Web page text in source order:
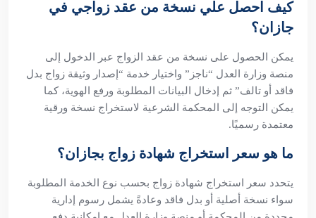
كيف احصل علي نسخة من عقد زواجي في
جازان؟
يمكن الحصول على نسخة من عقد الزواج عبر الدخول إلى
منصة وزارة العدل “ناجز” واختيار خدمة “إصدار وثيقة زواج بدل
فاقد أو تالف” ثم إدخال البيانات المطلوبة ورفع الهوية، كما
يمكن التوجه إلى المحكمة الشرعية لاستخراج نسخة ورقية
معتمدة رسميًا.
ما هو سعر استخراج شهادة زواج بجازان؟
يتحدد سعر استخراج شهادة زواج بحسب نوع الخدمة المطلوبة
سواء نسخة أصلية أو بدل فاقد وعادةً يشمل رسوم إدارية